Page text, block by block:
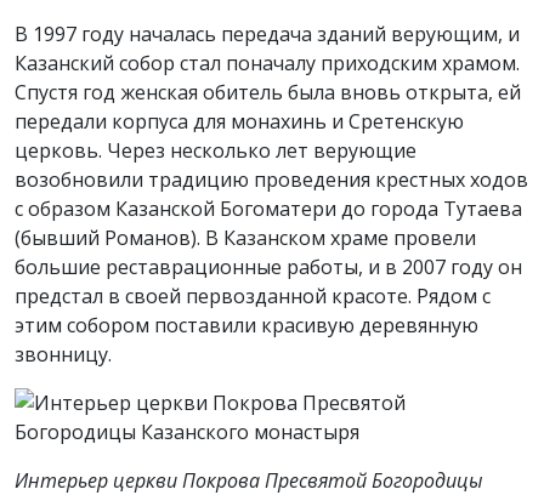
В 1997 году началась передача зданий верующим, и
Казанский собор стал поначалу приходским храмом.
Спустя год женская обитель была вновь открыта, ей
передали корпуса для монахинь и Сретенскую
церковь. Через несколько лет верующие
возобновили традицию проведения крестных ходов
с образом Казанской Богоматери до города Тутаева
(бывший Романов). В Казанском храме провели
большие реставрационные работы, и в 2007 году он
предстал в своей первозданной красоте. Рядом с
этим собором поставили красивую деревянную
звонницу.
Интерьер церкви Покрова Пресвятой Богородицы